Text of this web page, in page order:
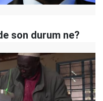
son durum ne?